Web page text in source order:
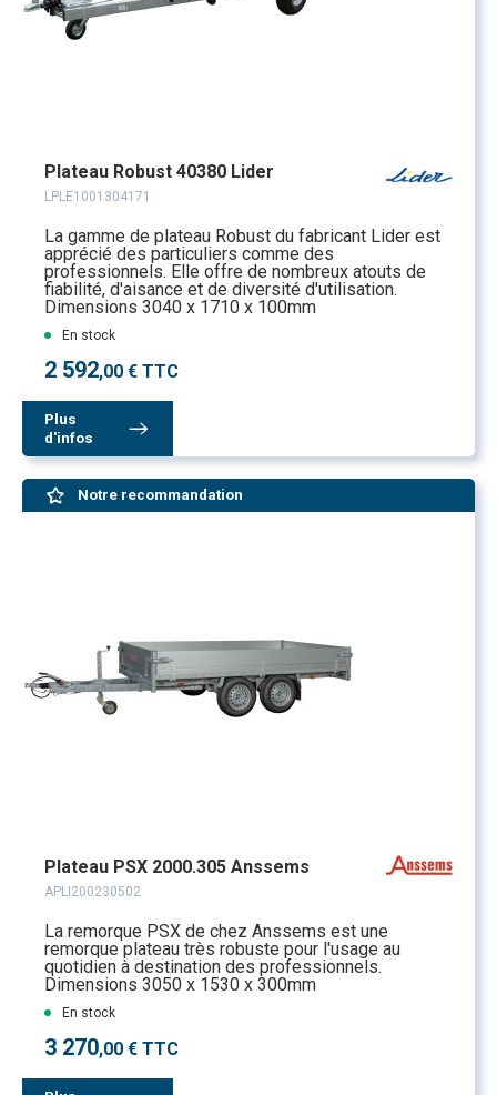
Plateau Robust 40380 Lider
LPLE1001304171
La gamme de plateau Robust du fabricant Lider est
apprécié des particuliers comme des
professionnels. Elle offre de nombreux atouts de
fiabilité, d'aisance et de diversité d'utilisation.
Dimensions 3040 x 1710 x 100mm
En stock
2 592,00 € TTC
Plus
d'infos
Notre recommandation
Plateau PSX 2000.305 Anssems
APLI200230502
La remorque PSX de chez Anssems est une
remorque plateau très robuste pour l'usage au
quotidien à destination des professionnels.
Dimensions 3050 x 1530 x 300mm
En stock
3 270,00 € TTC